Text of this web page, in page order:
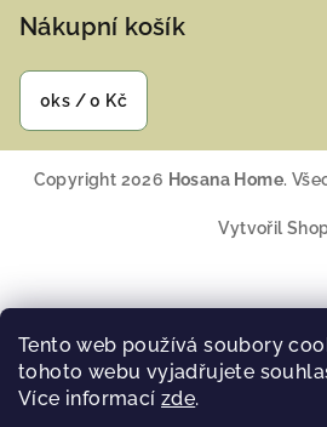
Tento web používá soubory
tohoto webu vyjadřujete
Více informacízde.
Nákupní košík
0ks /0 Kč
Copyright 2026 Hosana Home.
Vytvořil